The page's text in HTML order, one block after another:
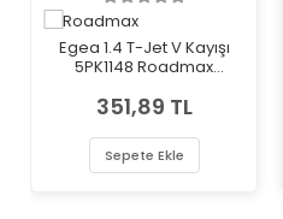
Egea 1.4 T-Jet V Kayışı
5PK1148 Roadmax
351,89 TL
Sepete Ekle